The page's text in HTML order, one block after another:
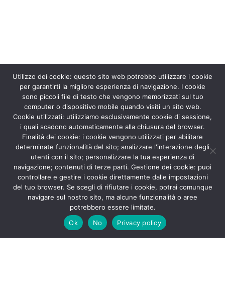
Utilizzo dei cookie: questo sito web potrebbe utilizzare i cookie
per garantirti la migliore esperienza di navigazione. I cookie
sono piccoli file di testo che vengono memorizzati sul tuo
computer o dispositivo mobile quando visiti un sito web.
Cookie utilizzati: utilizziamo esclusivamente cookie di sessione,
i quali scadono automaticamente alla chiusura del browser.
Finalità dei cookie: i cookie vengono utilizzati per abilitare
determinate funzionalità del sito; analizzare l'interazione degli
utenti con il sito; personalizzare la tua esperienza di
navigazione; contenuti di terze parti. Gestione dei cookie: puoi
controllare e gestire i cookie direttamente dalle impostazioni
del tuo browser. Se scegli di rifiutare i cookie, potrai comunque
navigare sul nostro sito, ma alcune funzionalità o aree
potrebbero essere limitate.
Ok
No Privacy policy